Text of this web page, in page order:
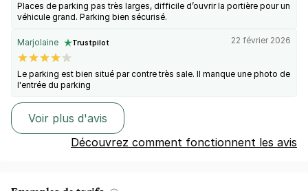
Places de parking pas très larges, difficile d’ouvrir la portière pour un
véhicule grand. Parking bien sécurisé.
Marjolaine Trustpilot 22 février 2026
Le parking est bien situé par contre très sale. Il manque une photo de
l'entrée du parking
Voir plus d'avis
Découvrez comment fonctionnent les avis